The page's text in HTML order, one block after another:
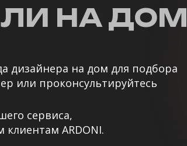
сервиса,
клиентам ARDONI.
НА ДОМ
дизайнера на дом для подбора
или проконсультируйтесь